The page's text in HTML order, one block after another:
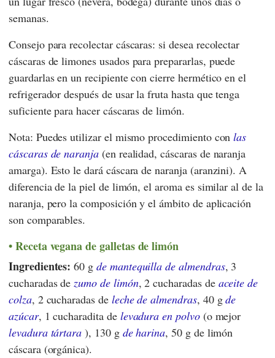
semanas.
Consejo para recolectar cáscaras: si desea recolectar
cáscaras de limones usados para prepararlas, puede
guardarlas en un recipiente con cierre hermético en el
refrigerador después de usar la fruta hasta que tenga
suficiente para hacer cáscaras de limón.
Nota: Puedes utilizar el mismo procedimiento conlas
cáscaras de naranja(en realidad, cáscaras de naranja
amarga). Esto le dará cáscara de naranja (aranzini). A
diferencia de la piel de limón, el aroma es similar al de la
naranja, pero la composición y el ámbito de aplicación
son comparables.
Receta vegana de galletas de limón
Ingredientes: 60 g de mantequilla de almendras, 3
cucharadas dezumo de limón, 2 cucharadas de aceite de
colza, 2 cucharadas de leche de almendras, 40 gde
azúcar, 1 cucharadita de levadura en polvo(o mejor
levadura tártara ), 130 g de harina, 50 g de limón
cáscara (orgánica).